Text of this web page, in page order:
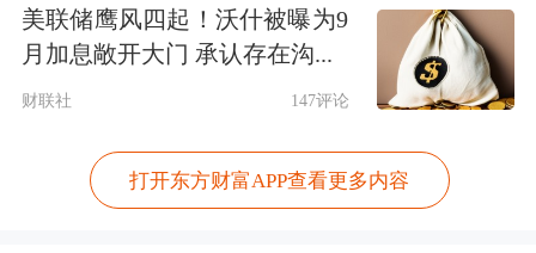
概股的上涨梯队。
在热门中概股集体走强的同时，部分成
方面，蔚来汽车位居中概股首位，成为
美联储鹰风四起！沃什被曝为9
月加息敞开大门 承认存在沟...
财联社 147评论
打开东方财富APP查看更多内容